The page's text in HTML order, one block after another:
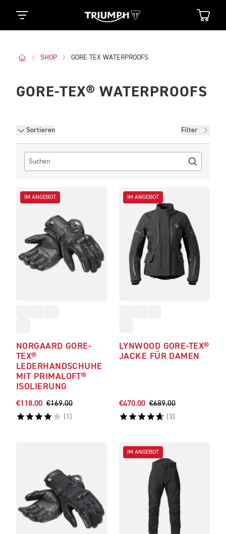
SHOP GORE TEX WATERPROOFS
GORE-TEX® WATERPROOFS
Sortieren Filter
Filter
IM ANGEBOT
NORGAARD GORE-
TEX®
LEDERHANDSCHUHE
MIT PRIMALOFT®
ISOLIERUNG
€118.00 €169.00
( 1 )
IM ANGEBOT
LYNWOOD GORE-TEX®
JACKE FÜR DAMEN
€470.00 €689.00
(3)
IM ANGEBOT